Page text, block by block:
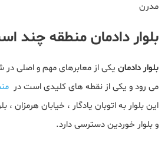
مدرن
بلوار دادمان منطقه چند
بلوار دادمان یکی از معابرهای مهم و اصلی در
می رود و یکی از نقطه های کلیدی است در
این بلوار به اتوبان یادگار ، خیابان هرمزان ،
و بلوار خوردین دسترسی دارد.